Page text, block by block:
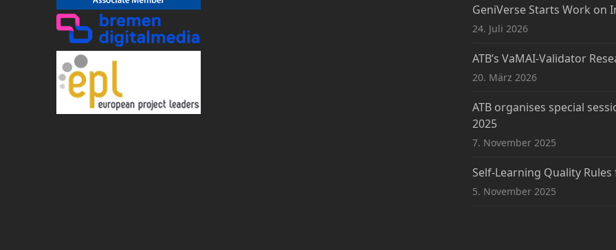
GeniVerse Starts Work on
24. Juli 2026
ATB’s VaMAI-Validator
20. März 2026
ATB organises special
2025
7. November 2025
Self-Learning Quality
5. November 2025